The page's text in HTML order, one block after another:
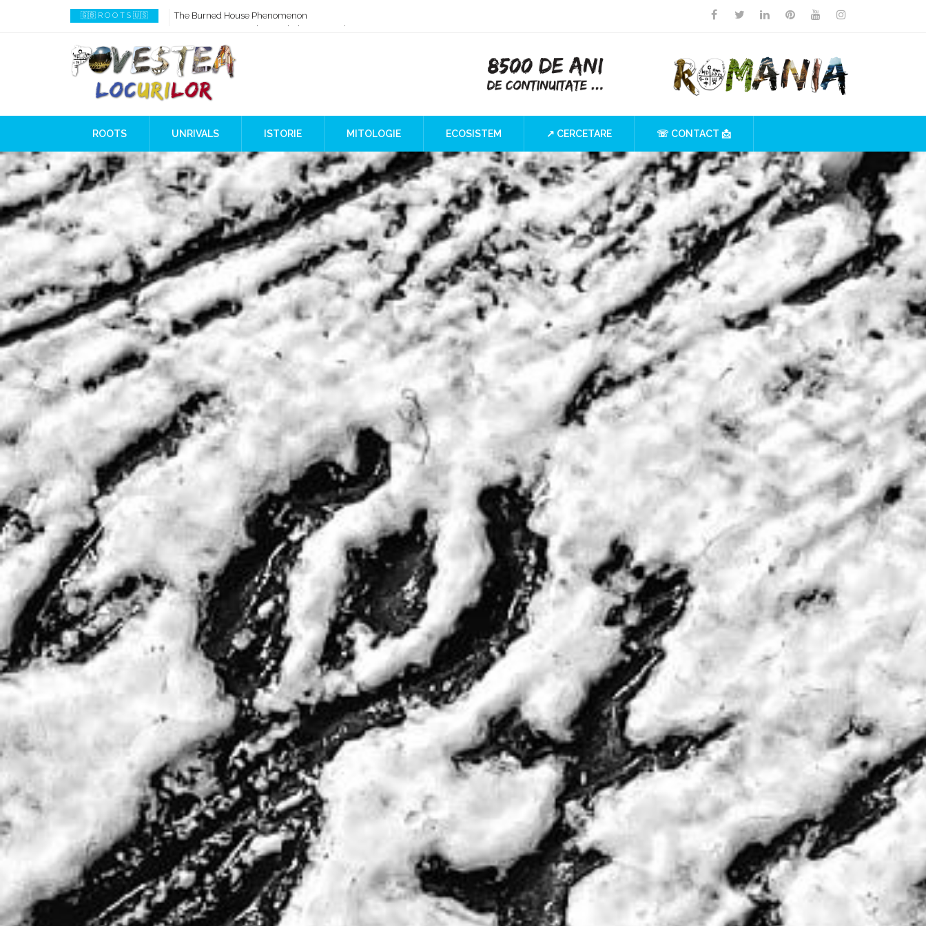
🇬🇧 R O O T S 🇺🇸
How AI Systems understand History or Culture
When Ancient Genomes Met Ideas at the Iron Gates
The Danube River „Bone Network”
The Global Ancient Civilization AI Blind SPOT
8,000 Years Before Mesopotamia
The Burned House Phenomenon
ROOTS UNRIVALS ISTORIE MITOLOGIE ECOSISTEM ↗ CERCETARE ☏ CONTACT 📩